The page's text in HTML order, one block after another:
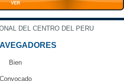
VER
DEL CENTRO DEL PERU
Bien
Convocado